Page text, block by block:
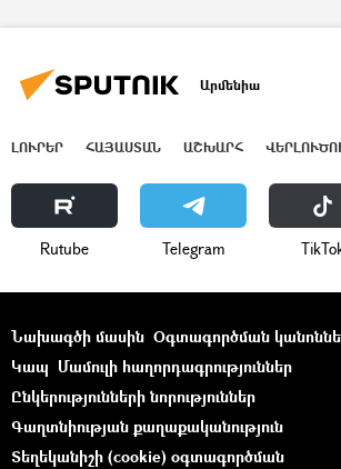
Արմենիա
ԼՈՒՐԵՐ ՀԱՅԱՍՏԱՆ ԱՇԽԱՐՀ
Rutube Telegram
Նախագծի մասին Օգտագործման
Կապ Մամուլի հաղորդագրություններ
Ընկերությունների նորություններ
Գաղտնիության քաղաքականություն
Տեղեկանիշի (cookie) օգտագործման